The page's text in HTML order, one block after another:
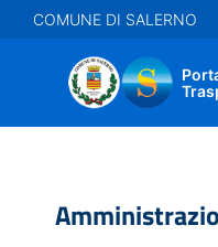
Salta
al
COMUNE DI SALERNO